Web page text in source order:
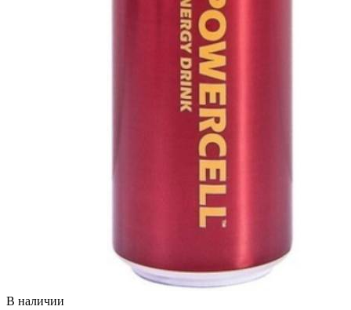
В наличии